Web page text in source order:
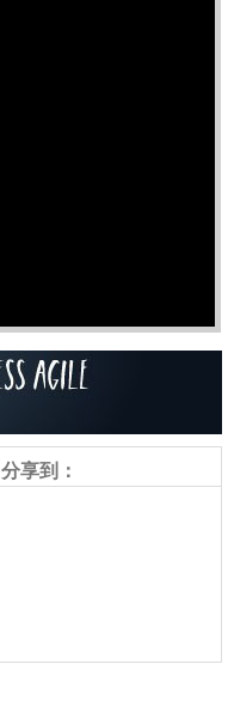
分享到：